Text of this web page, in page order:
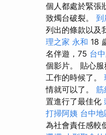
個人都處於緊張
致燭台破裂。 到
列出的條款以及
理之家 永和 18
名伴遊，75 台
個影片。 貼心
工作的時候了。
情就可以了。 筋
置進行了最佳化
打掃阿姨 台中
為社會責任感較